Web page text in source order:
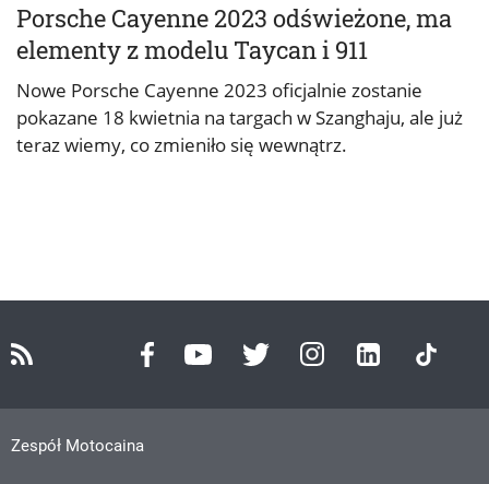
Porsche Cayenne 2023 odświeżone, ma
elementy z modelu Taycan i 911
Nowe Porsche Cayenne 2023 oficjalnie zostanie
pokazane 18 kwietnia na targach w Szanghaju, ale już
teraz wiemy, co zmieniło się wewnątrz.
Zespół Motocaina